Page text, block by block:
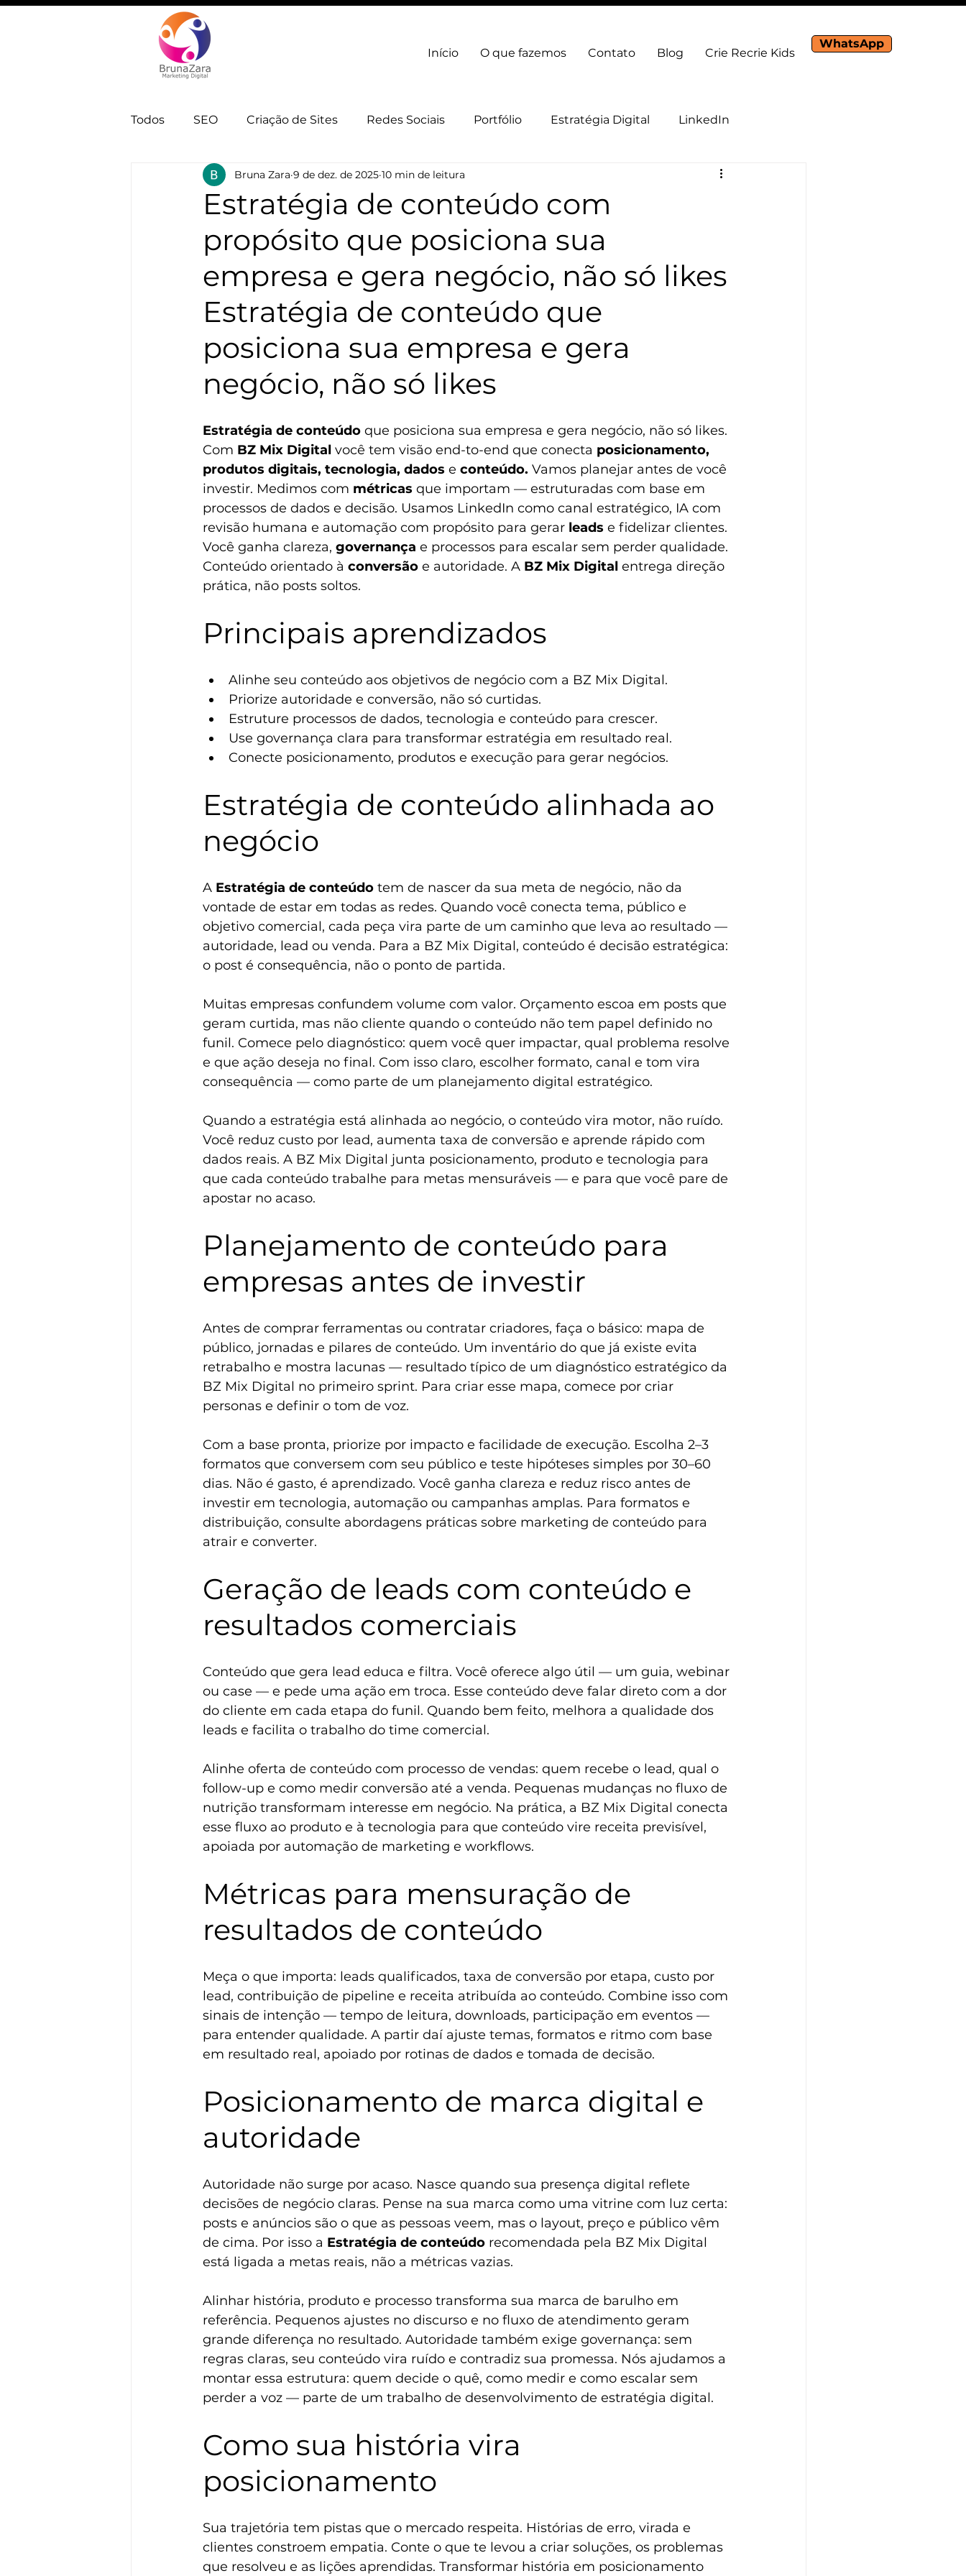
Início O que fazemos Contato Blog Crie Recrie Kids
WhatsApp
Todos SEO Criação de Sites Redes Sociais Portfólio Estratégia Digital LinkedIn
Automação e IA Estrategia Digital Marca
Estratégia de conteúdo com
propósito que posiciona sua
empresa e gera negócio, não só likes
Bruna Zara 9 de dez. de 2025 10 min de leitura
Estratégia de conteúdo que
posiciona sua empresa e gera
negócio, não só likes
Estratégia de conteúdo que posiciona sua empresa e gera negócio, não só likes.
Com BZ Mix Digital você tem visão end-to-end que conecta posicionamento,
produtos digitais, tecnologia, dados e conteúdo. Vamos planejar antes de você
investir. Medimos com métricas que importam — estruturadas com base em
processos de dados e decisão. Usamos LinkedIn como canal estratégico, IA com
revisão humana e automação com propósito para gerar leads e fidelizar clientes.
Você ganha clareza, governança e processos para escalar sem perder qualidade.
Conteúdo orientado à conversão e autoridade. A BZ Mix Digital entrega direção
prática, não posts soltos.
Principais aprendizados
Alinhe seu conteúdo aos objetivos de negócio com a BZ Mix Digital.
Priorize autoridade e conversão, não só curtidas.
Estruture processos de dados, tecnologia e conteúdo para crescer.
Use governança clara para transformar estratégia em resultado real.
Conecte posicionamento, produtos e execução para gerar negócios.
Estratégia de conteúdo alinhada ao
negócio
A Estratégia de conteúdo tem de nascer da sua meta de negócio, não da
vontade de estar em todas as redes. Quando você conecta tema, público e
objetivo comercial, cada peça vira parte de um caminho que leva ao resultado —
autoridade, lead ou venda. Para a BZ Mix Digital, conteúdo é decisão estratégica:
o post é consequência, não o ponto de partida.
Muitas empresas confundem volume com valor. Orçamento escoa em posts que
geram curtida, mas não cliente quando o conteúdo não tem papel definido no
funil. Comece pelo diagnóstico: quem você quer impactar, qual problema resolve
e que ação deseja no final. Com isso claro, escolher formato, canal e tom vira
consequência — como parte de um planejamento digital estratégico.
Quando a estratégia está alinhada ao negócio, o conteúdo vira motor, não ruído.
Você reduz custo por lead, aumenta taxa de conversão e aprende rápido com
dados reais. A BZ Mix Digital junta posicionamento, produto e tecnologia para
que cada conteúdo trabalhe para metas mensuráveis — e para que você pare de
apostar no acaso.
Planejamento de conteúdo para
empresas antes de investir
Antes de comprar ferramentas ou contratar criadores, faça o básico: mapa de
público, jornadas e pilares de conteúdo. Um inventário do que já existe evita
retrabalho e mostra lacunas — resultado típico de um diagnóstico estratégico da
BZ Mix Digital no primeiro sprint. Para criar esse mapa, comece por criar
personas e definir o tom de voz.
Com a base pronta, priorize por impacto e facilidade de execução. Escolha 2–3
formatos que conversem com seu público e teste hipóteses simples por 30–60
dias. Não é gasto, é aprendizado. Você ganha clareza e reduz risco antes de
investir em tecnologia, automação ou campanhas amplas. Para formatos e
distribuição, consulte abordagens práticas sobre marketing de conteúdo para
atrair e converter.
Geração de leads com conteúdo e
resultados comerciais
Conteúdo que gera lead educa e filtra. Você oferece algo útil — um guia, webinar
ou case — e pede uma ação em troca. Esse conteúdo deve falar direto com a dor
do cliente em cada etapa do funil. Quando bem feito, melhora a qualidade dos
leads e facilita o trabalho do time comercial.
Alinhe oferta de conteúdo com processo de vendas: quem recebe o lead, qual o
follow-up e como medir conversão até a venda. Pequenas mudanças no fluxo de
nutrição transformam interesse em negócio. Na prática, a BZ Mix Digital conecta
esse fluxo ao produto e à tecnologia para que conteúdo vire receita previsível,
apoiada por automação de marketing e workflows.
Métricas para mensuração de
resultados de conteúdo
Meça o que importa: leads qualificados, taxa de conversão por etapa, custo por
lead, contribuição de pipeline e receita atribuída ao conteúdo. Combine isso com
sinais de intenção — tempo de leitura, downloads, participação em eventos —
para entender qualidade. A partir daí ajuste temas, formatos e ritmo com base
em resultado real, apoiado por rotinas de dados e tomada de decisão.
Posicionamento de marca digital e
autoridade
Autoridade não surge por acaso. Nasce quando sua presença digital reflete
decisões de negócio claras. Pense na sua marca como uma vitrine com luz certa:
posts e anúncios são o que as pessoas veem, mas o layout, preço e público vêm
de cima. Por isso a Estratégia de conteúdo recomendada pela BZ Mix Digital
está ligada a metas reais, não a métricas vazias.
Alinhar história, produto e processo transforma sua marca de barulho em
referência. Pequenos ajustes no discurso e no fluxo de atendimento geram
grande diferença no resultado. Autoridade também exige governança: sem
regras claras, seu conteúdo vira ruído e contradiz sua promessa. Nós ajudamos a
montar essa estrutura: quem decide o quê, como medir e como escalar sem
perder a voz — parte de um trabalho de desenvolvimento de estratégia digital.
Como sua história vira
posicionamento
Sua trajetória tem pistas que o mercado respeita. Histórias de erro, virada e
clientes constroem empatia. Conte o que te levou a criar soluções, os problemas
que resolveu e as lições aprendidas. Transformar história em posicionamento